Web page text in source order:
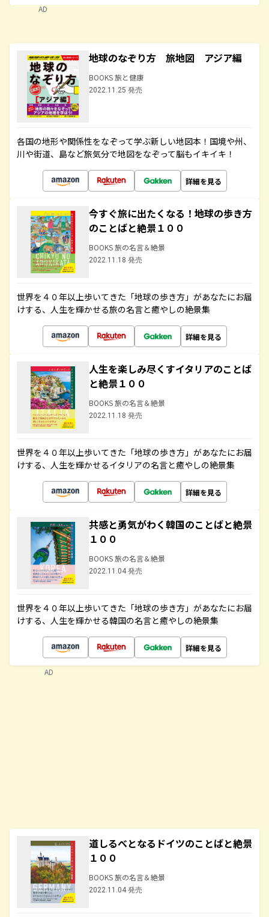
AD
地球のなぞり方 旅地図 アジア編
BOOKS 旅と健康
2022.11.25 発売
各国の地形や関係性をなぞって学ぶ新しい地図本！国境や州、
川や街道、島など旅気分で地図をなぞって脳もイキイキ！
詳細を見る
今すぐ旅に出たくなる！地球の歩き方
のことばと絶景１００
BOOKS 旅の名言＆絶景
2022.11.18 発売
世界を４０年以上歩いてきた「地球の歩き方」があなたにお届
けする、人生を輝かせる旅の名言と癒やしの絶景集
詳細を見る
人生を楽しみ尽くすイタリアのことば
と絶景１００
BOOKS 旅の名言＆絶景
2022.11.18 発売
世界を４０年以上歩いてきた「地球の歩き方」があなたにお届
けする、人生を輝かせるイタリアの名言と癒やしの絶景集
詳細を見る
共感と勇気がわく韓国のことばと絶景
１００
BOOKS 旅の名言＆絶景
2022.11.04 発売
世界を４０年以上歩いてきた「地球の歩き方」があなたにお届
けする、人生を輝かせる韓国の名言と癒やしの絶景集
詳細を見る
道しるべとなるドイツのことばと絶景
１００
BOOKS 旅の名言＆絶景
2022.11.04 発売
AD